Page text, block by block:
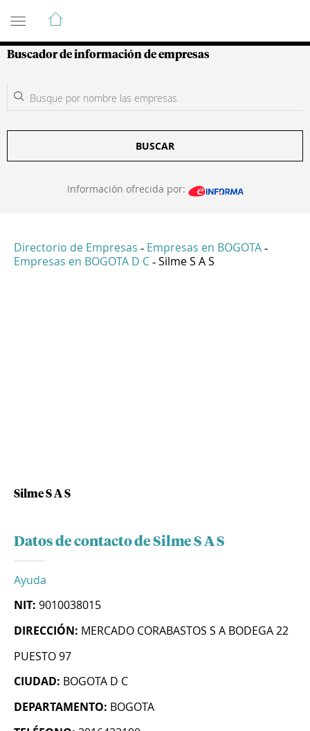
Guía de Empresas Colombianas
Buscador de información de empresas
BUSCAR
Información ofrecida por:
Directorio de Empresas - Empresas en BOGOTA -
Empresas en BOGOTA D C - Silme S A S
Silme S A S
Datos de contacto de Silme S A S
Ayuda
NIT: 9010038015
DIRECCIÓN: MERCADO CORABASTOS S A BODEGA 22
PUESTO 97
CIUDAD: BOGOTA D C
DEPARTAMENTO: BOGOTA